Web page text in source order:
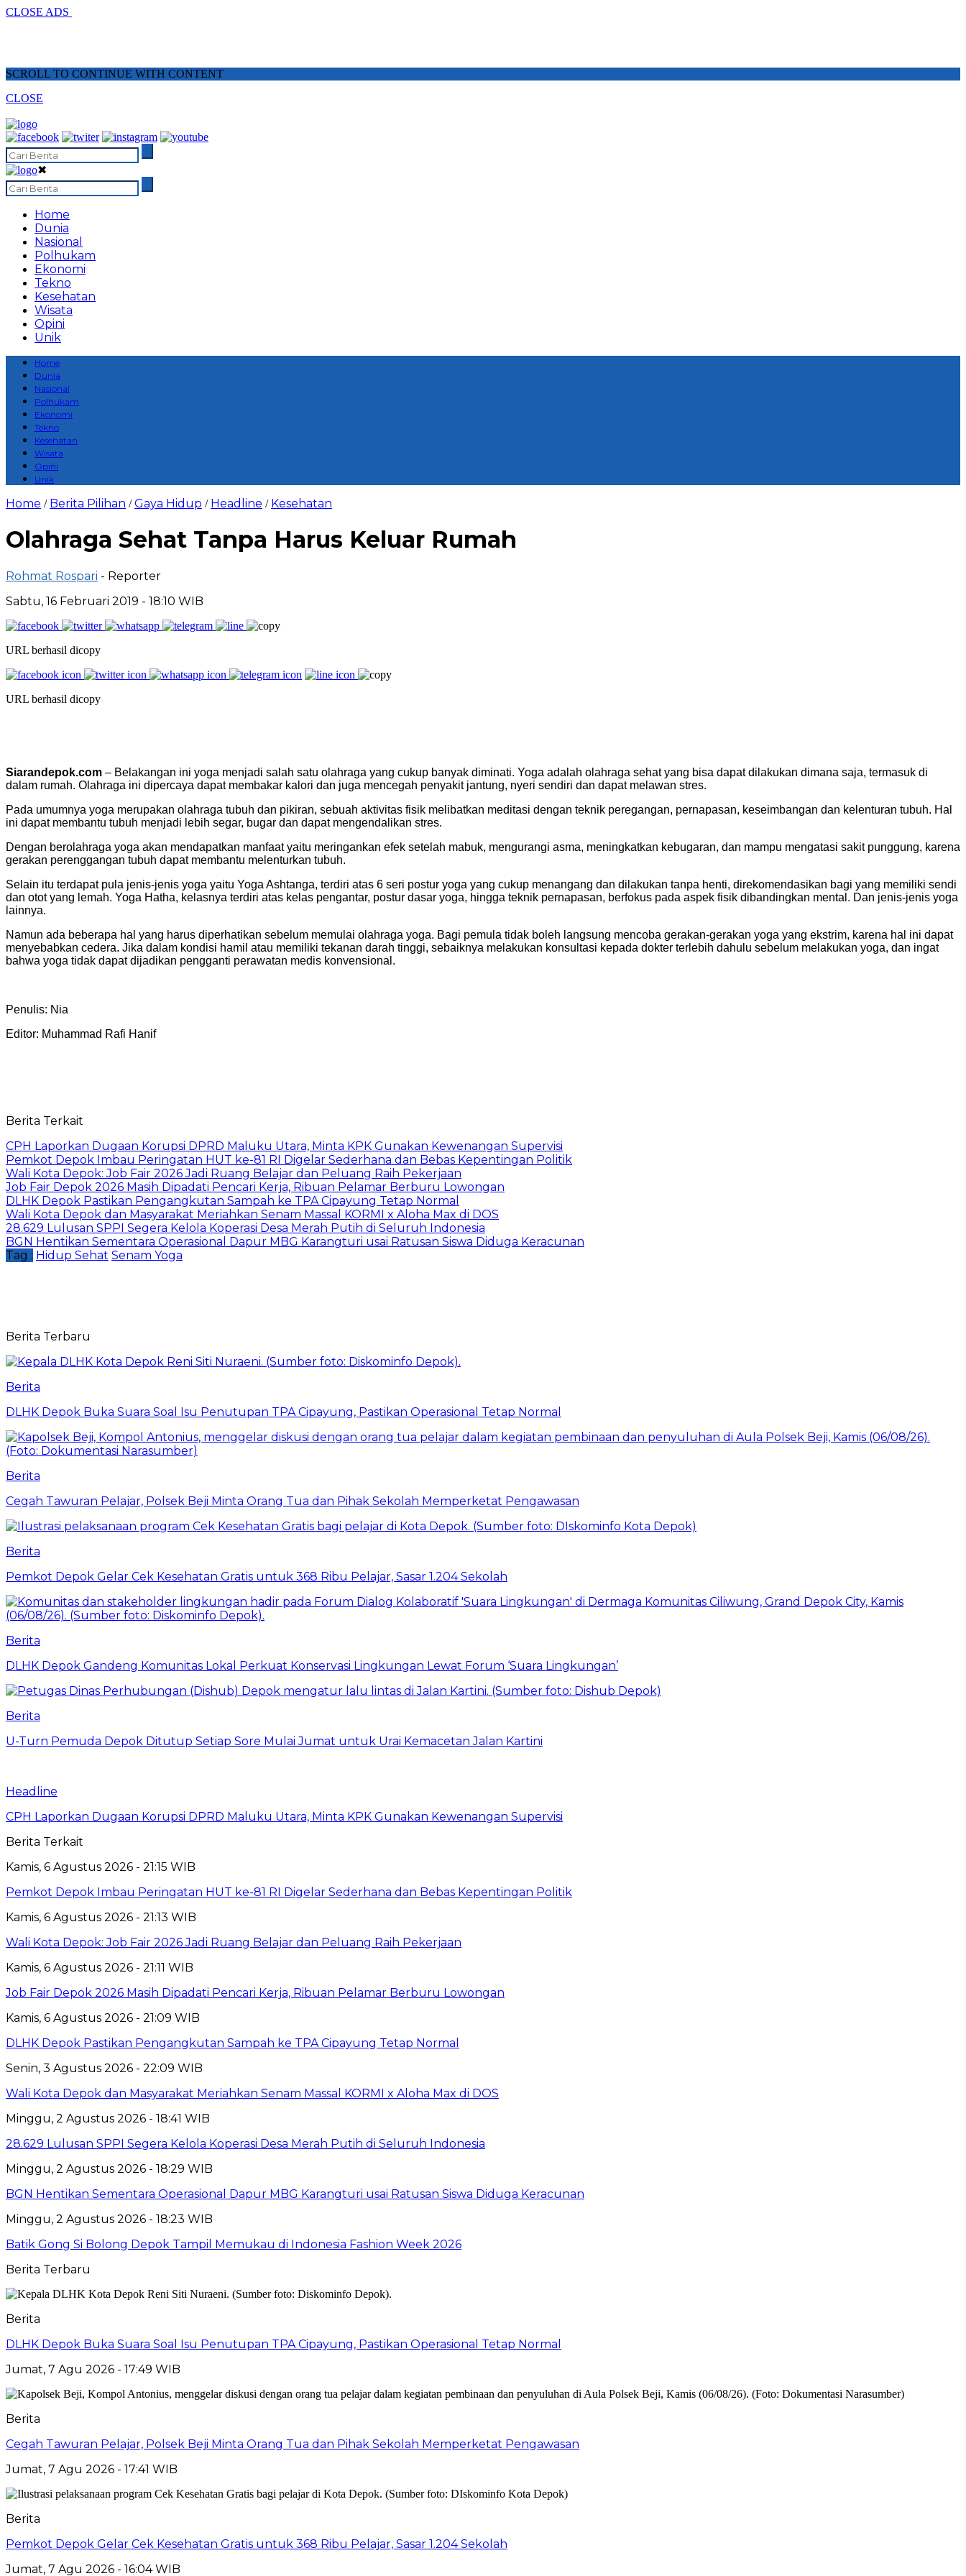
CLOSE ADS
SCROLL TO CONTINUE WITH CONTENT
CLOSE
✖
Home
Dunia
Nasional
Polhukam
Ekonomi
Tekno
Kesehatan
Wisata
Opini
Unik
Home
Dunia
Nasional
Polhukam
Ekonomi
Tekno
Kesehatan
Wisata
Opini
Unik
Home / Berita Pilihan /Gaya Hidup / Headline / Kesehatan
Olahraga Sehat Tanpa Harus Keluar Rumah
Rohmat Rospari - Reporter
Sabtu, 16 Februari 2019 - 18:10 WIB
URL berhasil dicopy
URL berhasil dicopy
Siarandepok.com – Belakangan ini yoga menjadi salah satu olahraga yang cukup banyak diminati. Yoga adalah olahraga sehat yang bisa dapat dilakukan dimana saja, termasuk di
dalam rumah. Olahraga ini dipercaya dapat membakar kalori dan juga mencegah penyakit jantung, nyeri sendiri dan dapat melawan stres.
Pada umumnya yoga merupakan olahraga tubuh dan pikiran, sebuah aktivitas fisik melibatkan meditasi dengan teknik peregangan, pernapasan, keseimbangan dan kelenturan tubuh. Hal
ini dapat membantu tubuh menjadi lebih segar, bugar dan dapat mengendalikan stres.
Dengan berolahraga yoga akan mendapatkan manfaat yaitu meringankan efek setelah mabuk, mengurangi asma, meningkatkan kebugaran, dan mampu mengatasi sakit punggung, karena
gerakan perenggangan tubuh dapat membantu melenturkan tubuh.
Selain itu terdapat pula jenis-jenis yoga yaitu Yoga Ashtanga, terdiri atas 6 seri postur yoga yang cukup menangang dan dilakukan tanpa henti, direkomendasikan bagi yang memiliki sendi
dan otot yang lemah. Yoga Hatha, kelasnya terdiri atas kelas pengantar, postur dasar yoga, hingga teknik pernapasan, berfokus pada aspek fisik dibandingkan mental. Dan jenis-jenis yoga
lainnya.
Namun ada beberapa hal yang harus diperhatikan sebelum memulai olahraga yoga. Bagi pemula tidak boleh langsung mencoba gerakan-gerakan yoga yang ekstrim, karena hal ini dapat
menyebabkan cedera. Jika dalam kondisi hamil atau memiliki tekanan darah tinggi, sebaiknya melakukan konsultasi kepada dokter terlebih dahulu sebelum melakukan yoga, dan ingat
bahwa yoga tidak dapat dijadikan pengganti perawatan medis konvensional.
Penulis: Nia
Editor: Muhammad Rafi Hanif
Berita Terkait
CPH Laporkan Dugaan Korupsi DPRD Maluku Utara, Minta KPK Gunakan Kewenangan Supervisi
Pemkot Depok Imbau Peringatan HUT ke-81 RI Digelar Sederhana dan Bebas Kepentingan Politik
Wali Kota Depok: Job Fair 2026 Jadi Ruang Belajar dan Peluang Raih Pekerjaan
Job Fair Depok 2026 Masih Dipadati Pencari Kerja, Ribuan Pelamar Berburu Lowongan
DLHK Depok Pastikan Pengangkutan Sampah ke TPA Cipayung Tetap Normal
Wali Kota Depok dan Masyarakat Meriahkan Senam Massal KORMI x Aloha Max di DOS
28.629 Lulusan SPPI Segera Kelola Koperasi Desa Merah Putih di Seluruh Indonesia
BGN Hentikan Sementara Operasional Dapur MBG Karangturi usai Ratusan Siswa Diduga Keracunan
Tag : Hidup Sehat Senam Yoga
Berita Terbaru
Berita
DLHK Depok Buka Suara Soal Isu Penutupan TPA Cipayung, Pastikan Operasional Tetap Normal
Berita
Cegah Tawuran Pelajar, Polsek Beji Minta Orang Tua dan Pihak Sekolah Memperketat Pengawasan
Berita
Pemkot Depok Gelar Cek Kesehatan Gratis untuk 368 Ribu Pelajar, Sasar 1.204 Sekolah
Berita
DLHK Depok Gandeng Komunitas Lokal Perkuat Konservasi Lingkungan Lewat Forum ‘Suara Lingkungan’
Berita
U-Turn Pemuda Depok Ditutup Setiap Sore Mulai Jumat untuk Urai Kemacetan Jalan Kartini
Headline
CPH Laporkan Dugaan Korupsi DPRD Maluku Utara, Minta KPK Gunakan Kewenangan Supervisi
Berita Terkait
Kamis, 6 Agustus 2026 - 21:15 WIB
Pemkot Depok Imbau Peringatan HUT ke-81 RI Digelar Sederhana dan Bebas Kepentingan Politik
Kamis, 6 Agustus 2026 - 21:13 WIB
Wali Kota Depok: Job Fair 2026 Jadi Ruang Belajar dan Peluang Raih Pekerjaan
Kamis, 6 Agustus 2026 - 21:11 WIB
Job Fair Depok 2026 Masih Dipadati Pencari Kerja, Ribuan Pelamar Berburu Lowongan
Kamis, 6 Agustus 2026 - 21:09 WIB
DLHK Depok Pastikan Pengangkutan Sampah ke TPA Cipayung Tetap Normal
Senin, 3 Agustus 2026 - 22:09 WIB
Wali Kota Depok dan Masyarakat Meriahkan Senam Massal KORMI x Aloha Max di DOS
Minggu, 2 Agustus 2026 - 18:41 WIB
28.629 Lulusan SPPI Segera Kelola Koperasi Desa Merah Putih di Seluruh Indonesia
Minggu, 2 Agustus 2026 - 18:29 WIB
BGN Hentikan Sementara Operasional Dapur MBG Karangturi usai Ratusan Siswa Diduga Keracunan
Minggu, 2 Agustus 2026 - 18:23 WIB
Batik Gong Si Bolong Depok Tampil Memukau di Indonesia Fashion Week 2026
Berita Terbaru
Berita
DLHK Depok Buka Suara Soal Isu Penutupan TPA Cipayung, Pastikan Operasional Tetap Normal
Jumat, 7 Agu 2026 - 17:49 WIB
Berita
Cegah Tawuran Pelajar, Polsek Beji Minta Orang Tua dan Pihak Sekolah Memperketat Pengawasan
Jumat, 7 Agu 2026 - 17:41 WIB
Berita
Pemkot Depok Gelar Cek Kesehatan Gratis untuk 368 Ribu Pelajar, Sasar 1.204 Sekolah
Jumat, 7 Agu 2026 - 16:04 WIB